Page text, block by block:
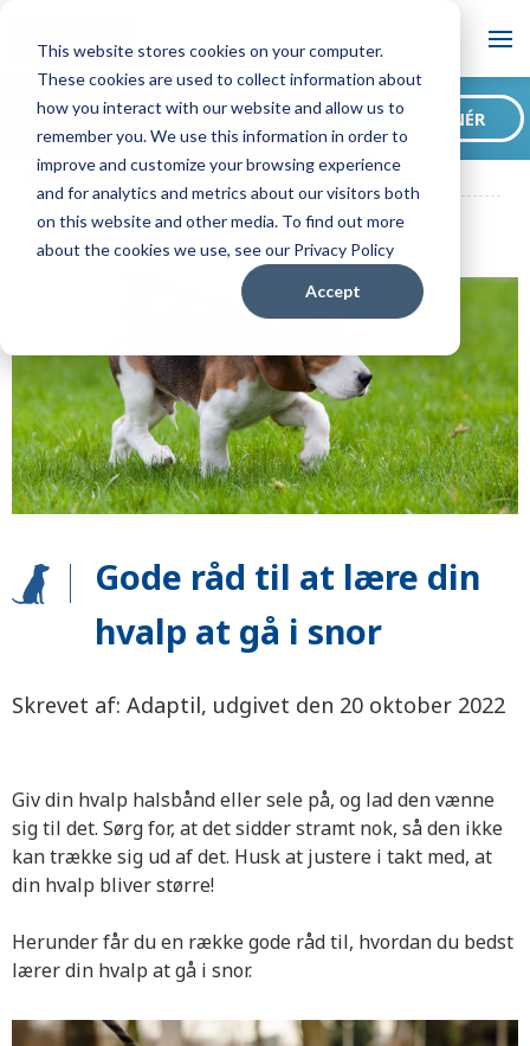
This website stores cookies on your computer.
These cookies are used to collect information about
how you interact with our website and allow us to
remember you. We use this information in order to
improve and customize your browsing experience
and for analytics and metrics about our visitors both
on this website and other media. To find out more
about the cookies we use, see our Privacy Policy
Accept
Blog
ADAPTIL Blog og Venner
Gode råd til at lære din hvalp at gå i
snor
Vil du være en del af
fællesskabet? ABONNÉR
Gode råd til at lære din
hvalp at gå i snor
Skrevet af: Adaptil, udgivet den 20 oktober 2022
Giv din hvalp halsbånd eller sele på, og lad den vænne
sig til det. Sørg for, at det sidder stramt nok, så den ikke
kan trække sig ud af det. Husk at justere i takt med, at
din hvalp bliver større!
Herunder får du en række gode råd til, hvordan du bedst
lærer din hvalp at gå i snor.